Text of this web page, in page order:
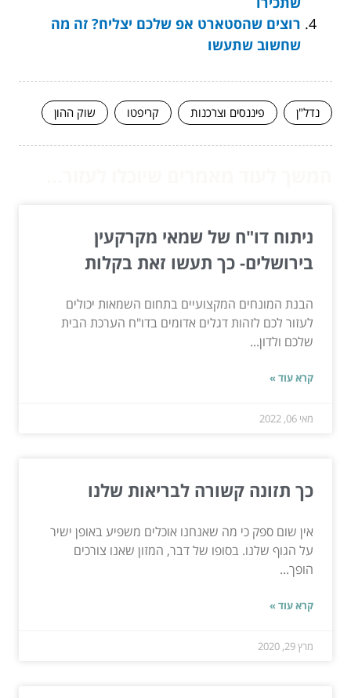
רוצים שהסטארט אפ שלכם יצליח? זה מה
שחשוב שתעשו
נדל"ן פיננסים וצרכנות קריפטו שוק ההון
ניתוח דו"ח של שמאי מקרקעין
בירושלים- כך תעשו זאת בקלות
הבנת המונחים המקצועיים בתחום השמאות יכולים
לעזור לכם לזהות דגלים אדומים בדו"ח הערכת הבית
שלכם ולדון...
קרא עוד »
מאי 06, 2022
כך תזונה קשורה לבריאות שלנו
אין שום ספק כי מה שאנחנו אוכלים משפיע באופן ישיר
על הגוף שלנו. בסופו של דבר, המזון שאנו צורכים
הופך...
קרא עוד »
מרץ 29, 2020